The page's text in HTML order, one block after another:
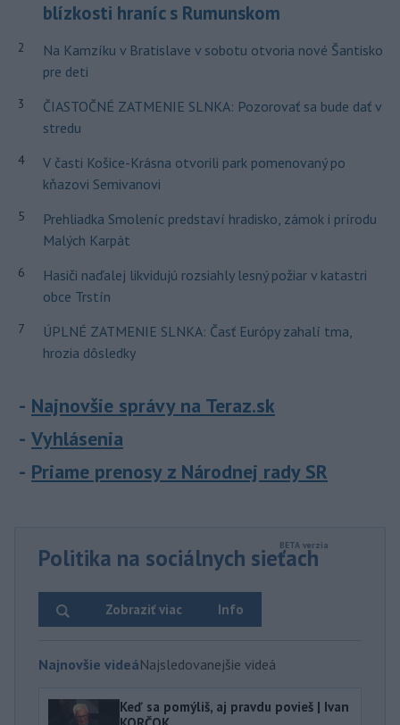
blízkosti hraníc s Rumunskom
2
Na Kamzíku v Bratislave v sobotu otvoria nové Šantisko
pre deti
3
ČIASTOČNÉ ZATMENIE SLNKA: Pozorovať sa bude dať v
stredu
4
V časti Košice-Krásna otvorili park pomenovaný po
kňazovi Semivanovi
5
Prehliadka Smoleníc predstaví hradisko, zámok i prírodu
Malých Karpát
6
Hasiči naďalej likvidujú rozsiahly lesný požiar v katastri
obce Trstín
7
ÚPLNÉ ZATMENIE SLNKA: Časť Európy zahalí tma,
hrozia dôsledky
Najnovšie správy na Teraz.sk
Vyhlásenia
Priame prenosy z Národnej rady SR
Politika na sociálnych sieťach
Info
Zobraziť viac
Najnovšie videáNajsledovanejšie videá
Keď sa pomýliš, aj pravdu povieš | Ivan